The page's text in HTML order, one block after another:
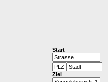
Start
Ziel